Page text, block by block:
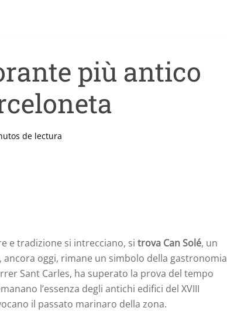
più antico
de lectura
e tradizione si intrecciano, si trova Can Solé, un
oggi, rimane un simbolo della gastronomia
Sant Carles, ha superato la prova del tempo
l’essenza degli antichi edifici del XVIII
il passato marinaro della zona.